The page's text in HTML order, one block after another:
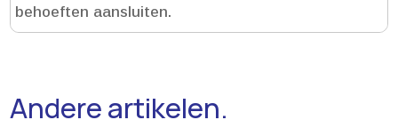
behoeften aansluiten.​
Andere artikelen.